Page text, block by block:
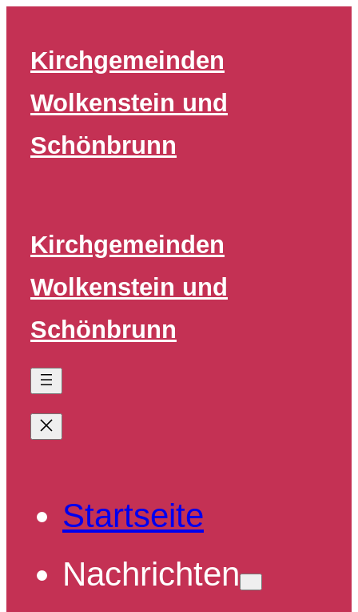
springen
Kirchgemeinden
Wolkenstein und
Schönbrunn
Kirchgemeinden
Wolkenstein und
Schönbrunn
Startseite
Nachrichten